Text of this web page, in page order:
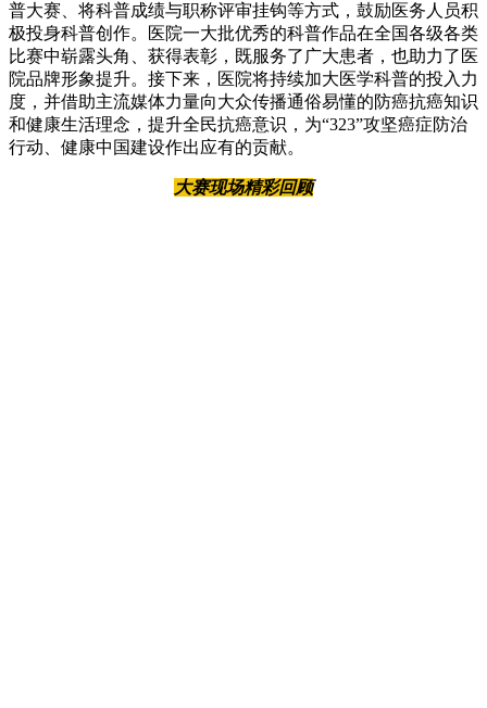
普大赛、将科普成绩与职称评审挂钩等方式，鼓励医务人员积
极投身科普创作。医院一大批优秀的科普作品在全国各级各类
比赛中崭露头角、获得表彰，既服务了广大患者，也助力了医
院品牌形象提升。接下来，医院将持续加大医学科普的投入力
度，并借助主流媒体力量向大众传播通俗易懂的防癌抗癌知识
和健康生活理念，提升全民抗癌意识，为“323”攻坚癌症防治
行动、健康中国建设作出应有的贡献。
大赛现场精彩回顾